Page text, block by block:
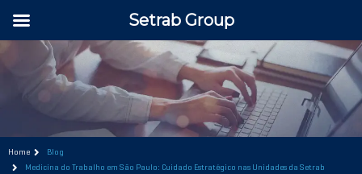
Home Blog
Medicina do Trabalho em São Paulo: Cuidado Estratégico nas Unidades da Setrab
Setrab Group